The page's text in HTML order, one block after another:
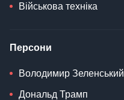
Військова техніка
Персони
Володимир Зеленський
Дональд Трамп